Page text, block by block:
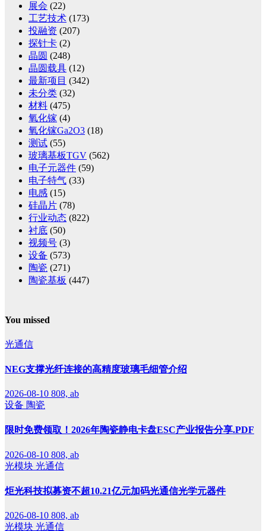
展会 (22)
工艺技术 (173)
投融资 (207)
探针卡 (2)
晶圆 (248)
晶圆载具 (12)
最新项目 (342)
未分类 (32)
材料 (475)
氧化镓 (4)
氧化镓Ga2O3 (18)
测试 (55)
玻璃基板TGV (562)
电子元器件 (59)
电子特气 (33)
电感 (15)
硅晶片 (78)
行业动态 (822)
衬底 (50)
视频号 (3)
设备 (573)
陶瓷 (271)
陶瓷基板 (447)
You missed
光通信
NEG支撑光纤连接的高精度玻璃毛细管介绍
2026-08-10 808, ab
设备 陶瓷
限时免费领取！2026年陶瓷静电卡盘ESC产业报告分享.PDF
2026-08-10 808, ab
光模块 光通信
炬光科技拟募资不超10.21亿元加码光通信光学元器件
2026-08-10 808, ab
光模块 光通信